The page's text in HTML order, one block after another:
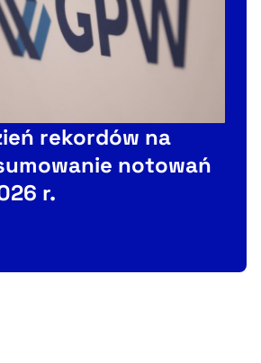
rekordów na
notowań
r.